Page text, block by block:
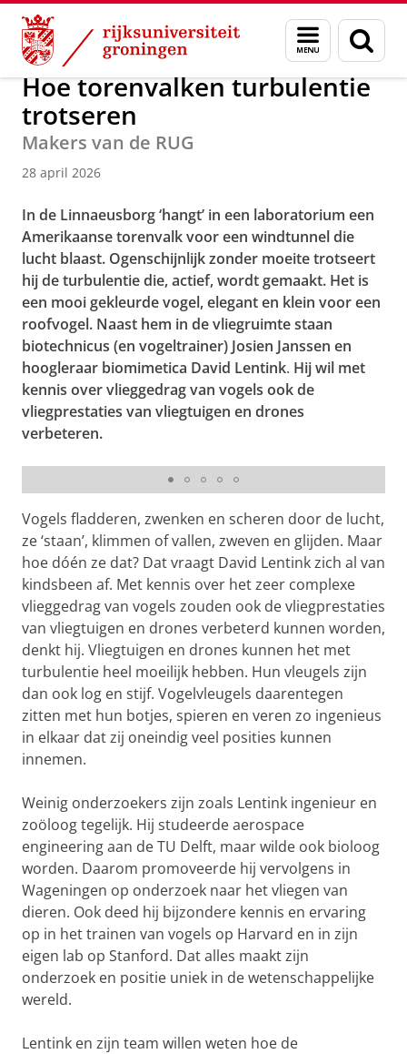
Skip
Content
Skip
Navigation
Menu
en
zoeken
Over ons Actueel Nieuws
Hoe torenvalken turbulentie
trotseren
Makers van de RUG
28 april 2026
In de Linnaeusborg ‘hangt’ in een laboratorium een
Amerikaanse torenvalk voor een windtunnel die
lucht blaast. Ogenschijnlijk zonder moeite trotseert
hij de turbulentie die, actief, wordt gemaakt. Het is
een mooi gekleurde vogel, elegant en klein voor een
roofvogel. Naast hem in de vliegruimte staan
biotechnicus (en vogeltrainer) Josien Janssen en
hoogleraar biomimetica David Lentink. Hij wil met
kennis over vlieggedrag van vogels ook de
vliegprestaties van vliegtuigen en drones
verbeteren.
Vogels fladderen, zwenken en scheren door de lucht,
ze ‘staan’, klimmen of vallen, zweven en glijden. Maar
hoe dóén ze dat? Dat vraagt David Lentink zich al van
kindsbeen af. Met kennis over het zeer complexe
vlieggedrag van vogels zouden ook de vliegprestaties
van vliegtuigen en drones verbeterd kunnen worden,
denkt hij. Vliegtuigen en drones kunnen het met
turbulentie heel moeilijk hebben. Hun vleugels zijn
dan ook log en stijf. Vogelvleugels daarentegen
zitten met hun botjes, spieren en veren zo ingenieus
in elkaar dat zij oneindig veel posities kunnen
innemen.
Weinig onderzoekers zijn zoals Lentink ingenieur en
zoöloog tegelijk. Hij studeerde aerospace
engineering aan de TU Delft, maar wilde ook bioloog
worden. Daarom promoveerde hij vervolgens in
Wageningen op onderzoek naar het vliegen van
dieren. Ook deed hij bijzondere kennis en ervaring
op in het trainen van vogels op Harvard en in zijn
eigen lab op Stanford. Dat alles maakt zijn
onderzoek en positie uniek in de wetenschappelijke
wereld.
Lentink en zijn team willen weten hoe de